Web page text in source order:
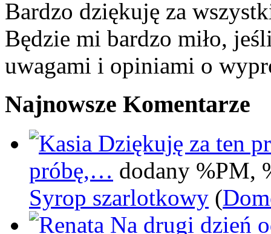
Bardzo dziękuję za
Będzie mi bardzo miło,
uwagami i opiniami o
Najnowsze Komentarze
Dziękuję za ten
próbę,… dodany %PM,
Syrop szarlotkowy (
Na drugi dzień